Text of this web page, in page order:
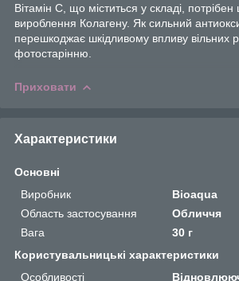
Вітамін С, що міститься у складі, потрібен
вироблення Колагену. Як сильний
перешкоджає шкідливому впливу вільних
фотостарінню.
Приховати
Характеристики
Основні
Виробник
Bioaqua
Область застосування
Обличчя
Вага
30 г
Користувальницькі характеристики
Особливості